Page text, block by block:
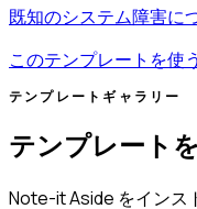
既知のシステム障害に
このテンプレートを使う
テンプレートギャラリー
テンプレート
Note-it Aside をインス